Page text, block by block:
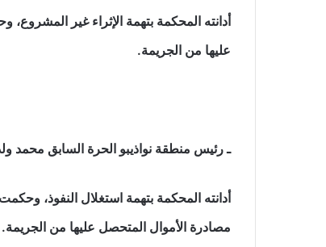
أدانته المحكمة بتهمة الإثراء غير
عليها من الجريمة.
ـ رئيس منطقة نواذيبو الحرة السابق محمد
مصادرة الأموال المتحصل عليها من الجريمة.